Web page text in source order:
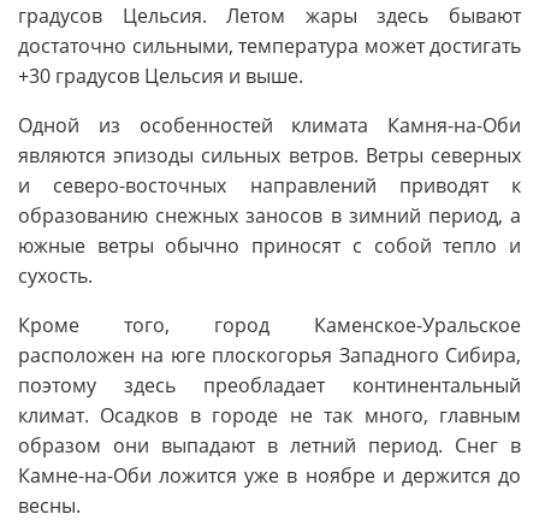
градусов Цельсия. Летом жары здесь бывают
достаточно сильными, температура может достигать
+30 градусов Цельсия и выше.
Одной из особенностей климата Камня-на-Оби
являются эпизоды сильных ветров. Ветры северных
и северо-восточных направлений приводят к
образованию снежных заносов в зимний период, а
южные ветры обычно приносят с собой тепло и
сухость.
Кроме того, город Каменское-Уральское
расположен на юге плоскогорья Западного Сибира,
поэтому здесь преобладает континентальный
климат. Осадков в городе не так много, главным
образом они выпадают в летний период. Снег в
Камне-на-Оби ложится уже в ноябре и держится до
весны.